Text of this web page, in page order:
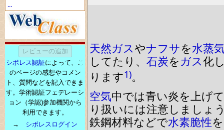
…
シボレス認証によって、こ
のページの感想やコメン
ト、質問などを記入できま
す。学術認証フェデレーシ
ョン（学認)参加機関から
利用できます。
→ シボレスログイン
天然ガスやナフサを水蒸
してたり 、 石炭をガス化
ります1)。
空気中では青い炎を上げ
り扱いには注意しましょ
鉄鋼材料などで水素脆性を